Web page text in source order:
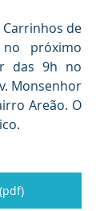
de
próximo
das 9h no
Monsenhor
Areão. O